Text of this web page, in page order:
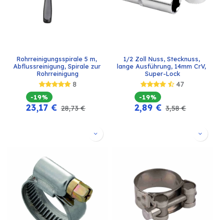
Rohrreinigungsspirale 5 m,
Abflussreinigung, Spirale zur
Rohrreinigung
8
-19%
23,17 € 28,73€
1/2 Zoll Nuss, Stecknuss,
lange Ausführung, 14mm CrV,
Super-Lock
47
-19%
2,89 € 3,58€